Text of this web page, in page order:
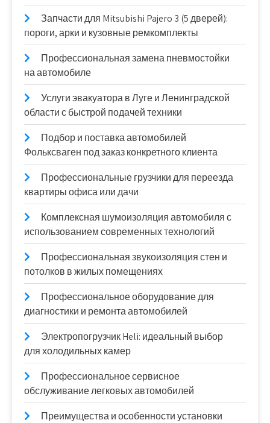
Запчасти для Mitsubishi Pajero 3 (5 дверей):
пороги, арки и кузовные ремкомплекты
Профессиональная замена пневмостойки
на автомобиле
Услуги эвакуатора в Луге и Ленинградской
области с быстрой подачей техники
Подбор и поставка автомобилей
Фольксваген под заказ конкретного клиента
Профессиональные грузчики для переезда
квартиры офиса или дачи
Комплексная шумоизоляция автомобиля с
использованием современных технологий
Профессиональная звукоизоляция стен и
потолков в жилых помещениях
Профессиональное оборудование для
диагностики и ремонта автомобилей
Электропогрузчик Heli: идеальный выбор
для холодильных камер
Профессиональное сервисное
обслуживание легковых автомобилей
Преимущества и особенности установки